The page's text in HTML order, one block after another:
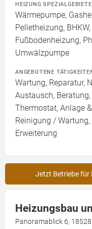
HEIZUNG SPEZIALGEBIETE
Wärmepumpe,
Pelletheizung,
Fußbodenheizung,
Umwälzpumpe
ANGEBOTENE
Wartung, Reparatur,
Austausch,
Thermostat, Anlage
Reinigung /
Erweiterung
Jetzt Betriebe für
Heizungsbau
Panoramablick 6,